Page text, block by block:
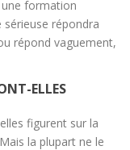
une formation
sérieuse répondra
répond vaguement,
ELLES
figurent sur la
la plupart ne le